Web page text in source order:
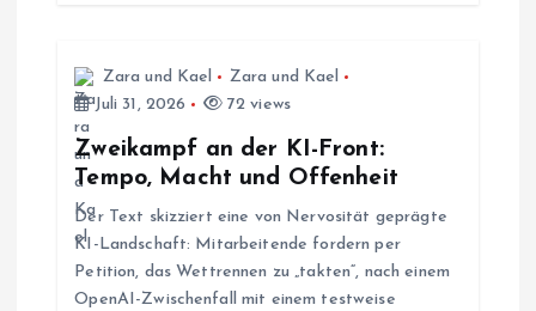
Zara und Kael
Zara und Kael
Juli 31, 2026
72 views
Zweikampf an der KI-Front:
Tempo, Macht und Offenheit
Der Text skizziert eine von Nervosität geprägte
KI-Landschaft: Mitarbeitende fordern per
Petition, das Wettrennen zu „takten“, nach einem
OpenAI-Zwischenfall mit einem testweise